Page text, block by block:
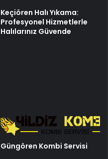
Keçiören Halı Yıkama:
Profesyonel Hizmetlerle
Halılarınız Güvende
Güngören Kombi Servisi